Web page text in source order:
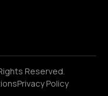
Reserved.
Privacy Policy